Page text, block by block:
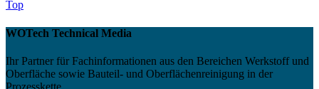
Top
WOTech Technical Media
Ihr Partner für Fachinformationen aus den Bereichen Werkstoff und
Oberfläche sowie Bauteil- und Oberflächenreinigung in der
Prozesskette.